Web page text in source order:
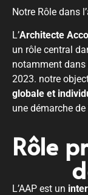
Notre Rôle dans
L’Architecte
un rôle central
notamment dans
2023. notre
globale et
une démarche de
Rôle
L’AAP est un